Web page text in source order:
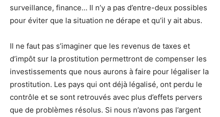
surveillance, finance… Il n’y a pas d’entre-deux possibles
pour éviter que la situation ne dérape et qu’il y ait abus.
Il ne faut pas s’imaginer que les revenus de taxes et
d’impôt sur la prostitution permettront de compenser les
investissements que nous aurons à faire pour légaliser la
prostitution. Les pays qui ont déjà légalisé, ont perdu le
contrôle et se sont retrouvés avec plus d’effets pervers
que de problèmes résolus. Si nous n’avons pas l’argent